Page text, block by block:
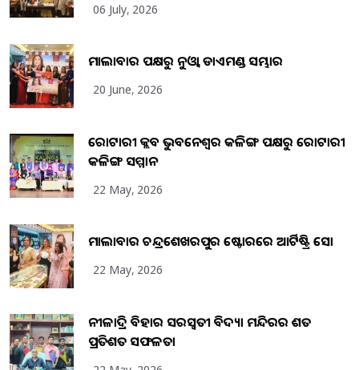
06 July, 2026
ମାଲାବାର ପକ୍ଷରୁ ନୁଓ୍ବା ଡାଏମଣ୍ଡ ସମ୍ଭାର
20 June, 2026
ରୋଟାରୀ କ୍ଲବ ଭୁବନେଶ୍ୱର କଳିଙ୍ଗ ପକ୍ଷରୁ ରୋଟାରୀ
କଳିଙ୍ଗ ସମ୍ମାନ
22 May, 2026
ମାଲାବାର ଚନ୍ଦ୍ରଶେଖରପୁର ଷ୍ଟୋରରେ ଆର୍ଟିଷ୍ଟ୍ରି ସୋ
22 May, 2026
ନୀଳାଦ୍ରି ବିହାର ସରସ୍ୱତୀ ବିଦ୍ୟା ମନ୍ଦିରର ଶତ
ପ୍ରତିଶତ ସଫଳତା